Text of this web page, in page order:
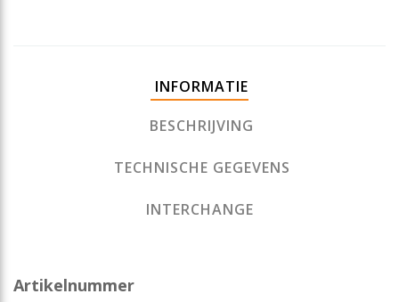
INFORMATIE
BESCHRIJVING
TECHNISCHE GEGEVENS
INTERCHANGE
Artikelnummer